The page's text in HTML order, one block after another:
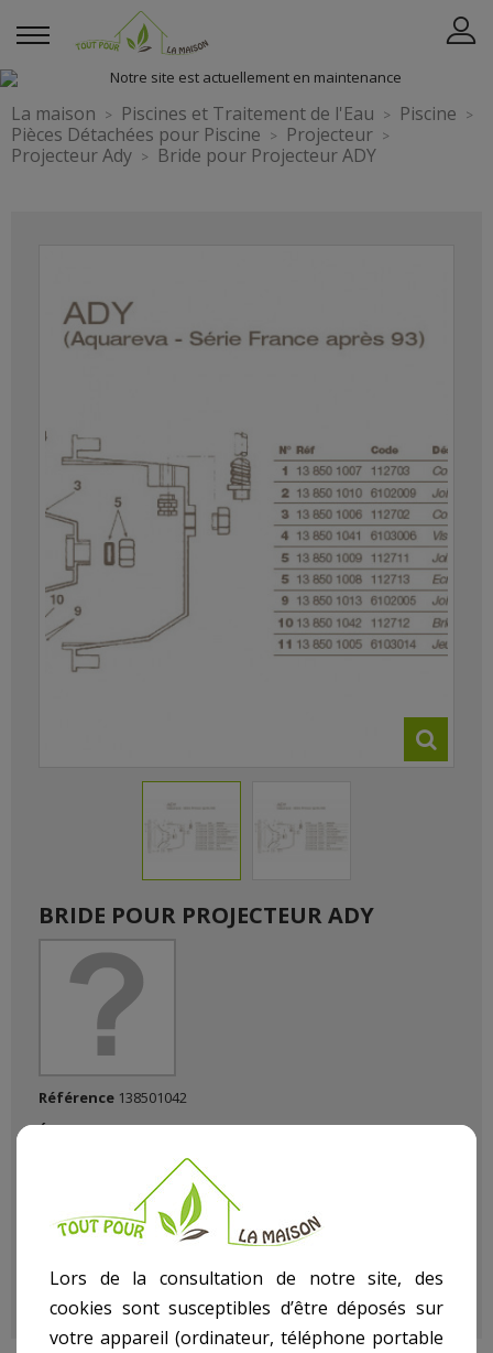
La maison Piscines et Traitement de l'Eau
Piscine
Pièces Détachées pour Piscine
Projecteur
Projecteur Ady
Bride pour Projecteur ADY
BRIDE POUR PROJECTEUR ADY
Référence 138501042
État :Neuf
Lors de la consultation de notre site, des
cookies sont susceptibles d’être déposés sur
votre appareil (ordinateur, téléphone portable